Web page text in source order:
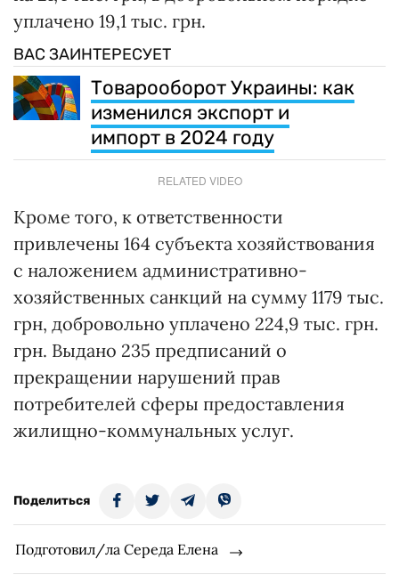
уплачено 19,1 тыс. грн.
ВАС ЗАИНТЕРЕСУЕТ
Товарооборот Украины: как
изменился экспорт и
импорт в 2024 году
RELATED VIDEO
Кроме того, к ответственности
привлечены 164 субъекта хозяйствования
с наложением административно-
хозяйственных санкций на сумму 1179 тыс.
грн, добровольно уплачено 224,9 тыс. грн.
грн. Выдано 235 предписаний о
прекращении нарушений прав
потребителей сферы предоставления
жилищно-коммунальных услуг.
Поделиться
Подготовил/ла Середа Елена